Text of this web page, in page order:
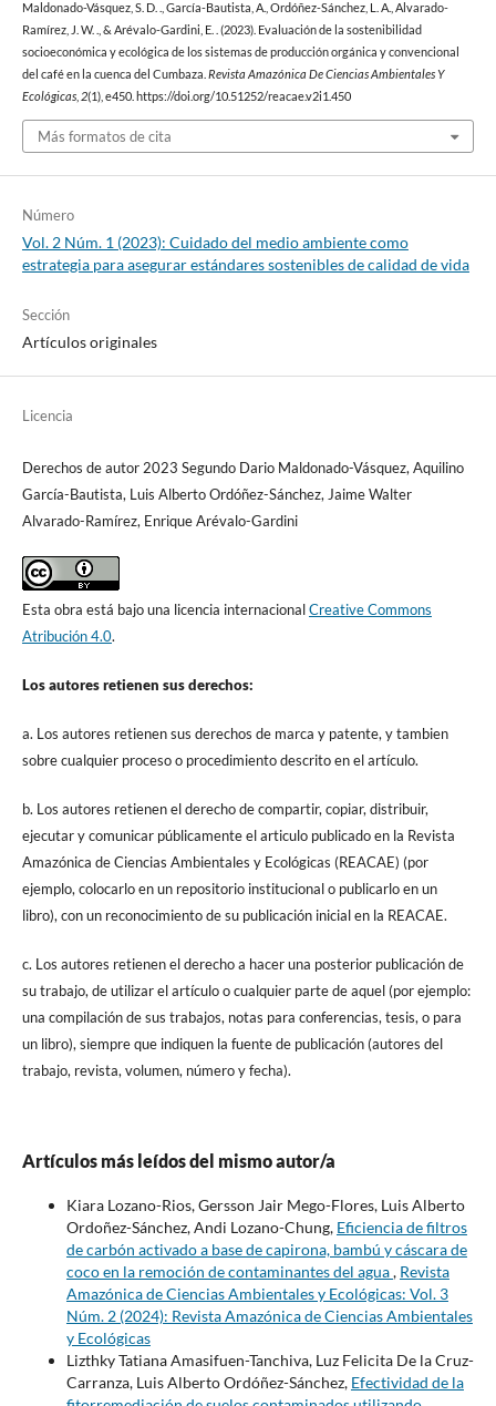
Maldonado-Vásquez, S. D. ., García-Bautista, A., Ordóñez-Sánchez, L. A., Alvarado-
Ramírez, J. W. ., & Arévalo-Gardini, E. . (2023). Evaluación de la sostenibilidad
socioeconómica y ecológica de los sistemas de producción orgánica y convencional
del café en la cuenca del Cumbaza.Revista Amazónica De Ciencias Ambientales Y
Ecológicas,2(1), e450. https://doi.org/10.51252/reacae.v2i1.450
Más formatos de cita
Número
Vol. 2 Núm. 1 (2023): Cuidado del medio ambiente como
estrategia para asegurar estándares sostenibles de calidad de vida
Sección
Artículos originales
Licencia
Derechos de autor 2023 Segundo Dario Maldonado-Vásquez, Aquilino
García-Bautista, Luis Alberto Ordóñez-Sánchez, Jaime Walter
Alvarado-Ramírez, Enrique Arévalo-Gardini
Esta obra está bajo una licencia internacionalCreative Commons
Atribución 4.0.
Los autores retienen sus derechos:
a. Los autores retienen sus derechos de marca y patente, y tambien
sobre cualquier proceso o procedimiento descrito en el artículo.
b. Los autores retienen el derecho de compartir, copiar, distribuir,
ejecutar y comunicar públicamente el articulo publicado en la Revista
Amazónica de Ciencias Ambientales y Ecológicas (REACAE) (por
ejemplo, colocarlo en un repositorio institucional o publicarlo en un
libro), con un reconocimiento de su publicación inicial en la REACAE.
c. Los autores retienen el derecho a hacer una posterior publicación de
su trabajo, de utilizar el artículo o cualquier parte de aquel (por ejemplo:
una compilación de sus trabajos, notas para conferencias, tesis, o para
un libro), siempre que indiquen la fuente de publicación (autores del
trabajo, revista, volumen, número y fecha).
Artículos más leídos del mismo autor/a
Kiara Lozano-Rios, Gersson Jair Mego-Flores, Luis Alberto
Ordoñez-Sánchez, Andi Lozano-Chung, Eficiencia de filtros
de carbón activado a base de capirona, bambú y cáscara de
coco en la remoción de contaminantes del agua, Revista
Amazónica de Ciencias Ambientales y Ecológicas: Vol. 3
Núm. 2 (2024): Revista Amazónica de Ciencias Ambientales
y Ecológicas
Lizthky Tatiana Amasifuen-Tanchiva, Luz Felicita De la Cruz-
Carranza, Luis Alberto Ordóñez-Sánchez, Efectividad de la